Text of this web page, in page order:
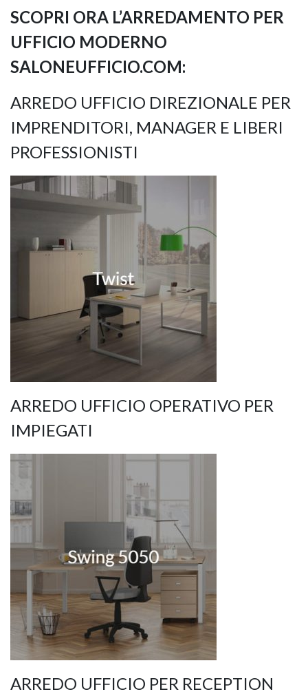
SCOPRI ORA L’ARREDAMENTO PER
UFFICIO MODERNO
SALONEUFFICIO.COM:
ARREDO UFFICIO DIREZIONALE PER
IMPRENDITORI, MANAGER E LIBERI
PROFESSIONISTI
ARREDO UFFICIO OPERATIVO PER
IMPIEGATI
ARREDO UFFICIO PER RECEPTION